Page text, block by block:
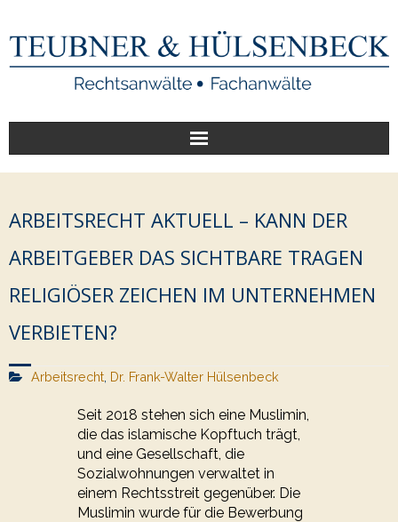
Start
Unsere Leistungen
Veröffentlichungen
ARBEITSRECHT AKTUELL – KANN DER
ARBEITGEBER DAS SICHTBARE TRAGEN
RELIGIÖSER ZEICHEN IM UNTERNEHMEN
VERBIETEN?
Arbeitsrecht, Dr. Frank-Walter Hülsenbeck
Seit 2018 stehen sich eine Muslimin,
die das islamische Kopftuch trägt,
und eine Gesellschaft, die
Sozialwohnungen verwaltet in
einem Rechtsstreit gegenüber. Die
Muslimin wurde für die Bewerbung